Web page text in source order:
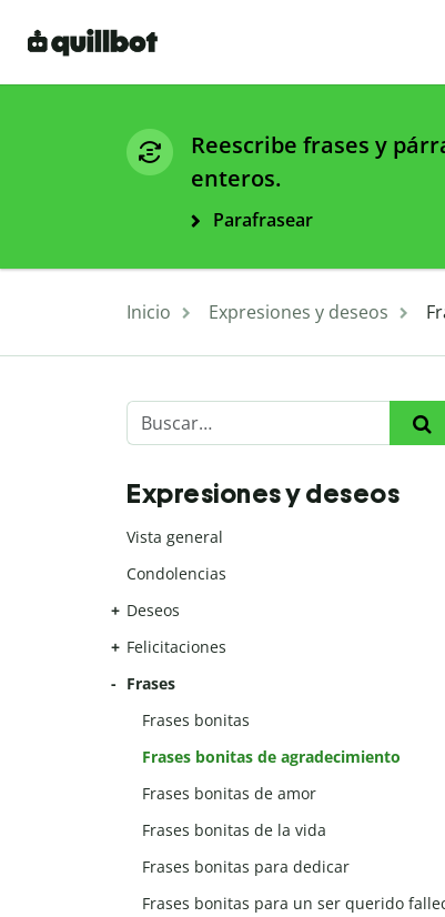
Reescribe frases y
enteros.
Parafrasear
Inicio Expresiones y deseos
Expresiones y deseos
Vista general
Condolencias
Deseos
Felicitaciones
Frases
Frases bonitas
Frases bonitas de agradecimiento
Frases bonitas de amor
Frases bonitas de la vida
Frases bonitas para dedicar
Frases bonitas para un ser querido